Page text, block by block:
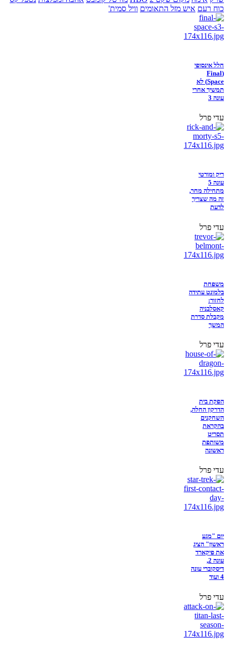
כוח רעם איש מזל התאומים וויל סמית'
חלל אינסופי
(Final
Space) לא
תמשיך אחרי
עונה 3
עדי פרל
ריק ומורטי
עונה 5
מתחילה מחר,
זה מה שצריך
לדעת
עדי פרל
משפחת
בלמונט עתידה
לחזור:
קאסלבניה
מקבלת סדרת
המשך
עדי פרל
הפקת בית
הדרקון החלה,
השחקנים
בהקראת
תסריט
משותפת
ראשונה
עדי פרל
יום "מגע
ראשון" הציג
את פיקארד
עונה 2,
דיסקוברי עונה
4 ועוד
עדי פרל